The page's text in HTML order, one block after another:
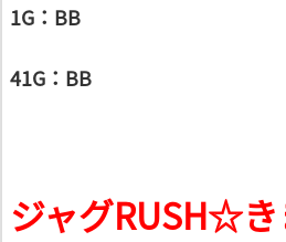
1G：BB
41G：BB
ジャグRUSH☆